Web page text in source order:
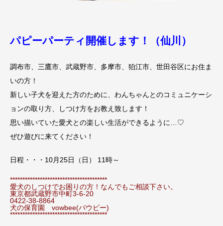
パピーパーティ開催します！（仙川）
調布市、三鷹市、武蔵野市、多摩市、狛江市、世田谷区にお住ま
いの方！
新しい子犬を迎えた方のために、わんちゃんとのコミュニケーシ
ョンの取り方、しつけ方をお教え致します！
思い描いていた愛犬との楽しい生活ができるように…♡
ぜひ遊びに来てください！
日程・・・10月25日（日） 11時～
***************************************
愛犬のしつけでお困りの方！なんでもご相談下さい。
東京都武蔵野市中町3-6-20
0422-38-8864
犬の保育園 vowbee(バウビー)
***************************************